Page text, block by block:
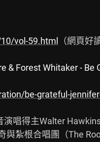
vol-59.html （網頁好
& Forest Whitaker - Be
be-grateful-
演唱得主Walter
紮根合唱團（The